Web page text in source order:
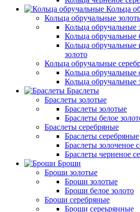
Кольца
Кольца обручальные
Кольца обручальные
Кольца обручальные
Кольца обручальные
золото
Кольца обручальные
Кольца обручальные
Кольца обручальные
Браслеты
Браслеты золотые
Браслеты золотые
Браслеты белое
Браслеты серебряные
Браслеты cеребряные
Браслеты золоченое
Браслеты черненое
Броши
Броши золотые
Броши золотые
Броши белое золото
Броши серебряные
Броши сереьрянные